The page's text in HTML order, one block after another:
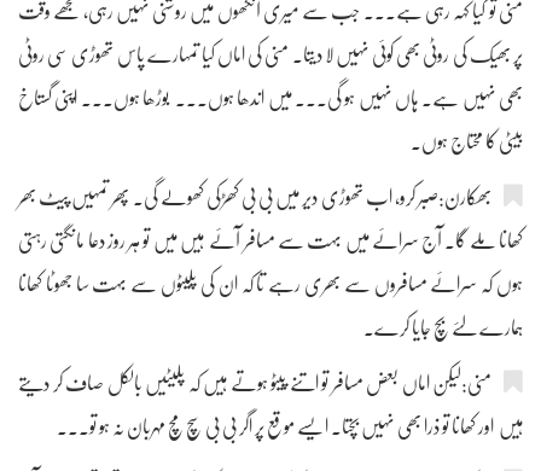
منی تو کیا کہہ رہی ہے۔۔۔ جب سے میری آنکھوں میں روشنی نہیں رہی، مجھے وقت
پر بھیک کی روٹی بھی کوئی نہیں لا دیتا۔ منی کی اماں کیا تمہارے پاس تھوڑی سی روٹی
بھی نہیں ہے۔ ہاں نہیں ہو گی۔۔۔ میں اندھا ہوں۔۔۔ بوڑھا ہوں۔۔۔ اپنی گستاخ
بیٹی کا محتاج ہوں۔
بھکارن:صبر کرو، اب تھوڑی دیر میں بی بی کھڑکی کھولے گی۔ پھر تمہیں پیٹ بھر
کھانا ملے گا۔ آج سرائے میں بہت سے مسافر آئے ہیں میں تو ہر روز دعا مانگتی رہتی
ہوں کہ سرائے مسافروں سے بھری رہے تا کہ ان کی پلیٹوں سے بہت سا جھوٹا کھانا
ہمارے لئے بچ جایا کرے۔
منی:لیکن اماں بعض مسافر تو اتنے پیٹو ہوتے ہیں کہ پلیٹیں بالکل صاف کر دیتے
ہیں اور کھانا تو ذرا بھی نہیں بچتا۔ ایسے موقع پر اگر بی بی سچ مچ مہربان نہ ہو تو۔۔۔